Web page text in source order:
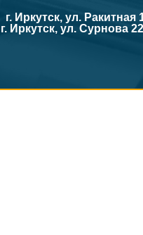
г. Иркутск, ул.
г. Иркутск, ул. Сурнова